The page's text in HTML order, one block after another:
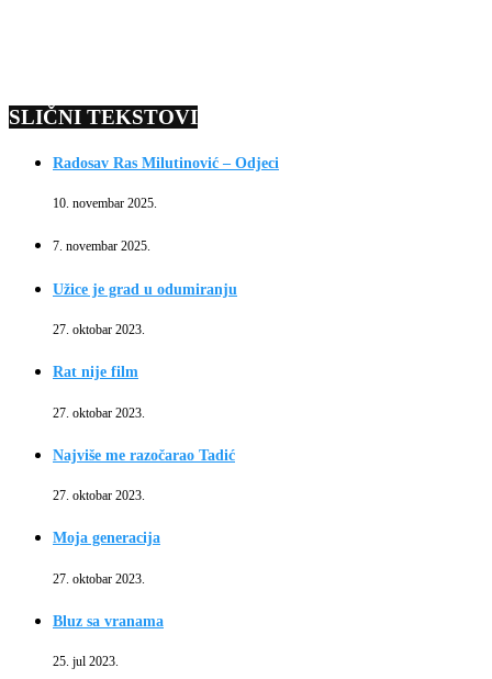
SLIČNI TEKSTOVI
Radosav Ras Milutinović – Odjeci
10. novembar 2025.
7. novembar 2025.
Užice je grad u odumiranju
27. oktobar 2023.
Rat nije film
27. oktobar 2023.
Najviše me razočarao Tadić
27. oktobar 2023.
Moja generacija
27. oktobar 2023.
Bluz sa vranama
25. jul 2023.